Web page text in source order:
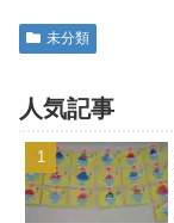
未分類
人気記事